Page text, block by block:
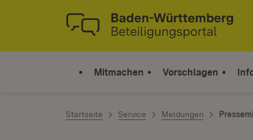
Zum Inhalt springen
Link zur Startseite
Mitmachen Vorschlagen
Startseite Service Meldungen